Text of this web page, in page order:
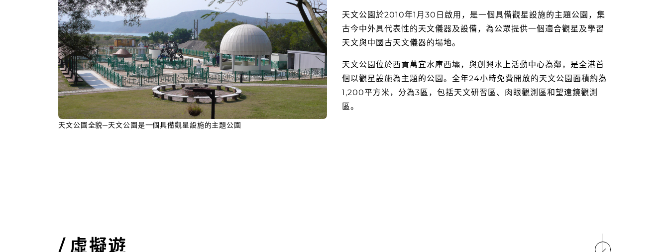
天文公園全貌─天文公園是一個具備觀星設施的主題公園
天文公園於2010年1月30日啟用，是一個具備觀星設施的主題公園，集
古今中外具代表性的天文儀器及設備，為公眾提供一個適合觀星及學習
天文與中國古天文儀器的場地。
天文公園位於西貢萬宜水庫西壩，與創興水上活動中心為鄰，是全港首
個以觀星設施為主題的公園。全年24小時免費開放的天文公園面積約為
1,200平方米，分為3區，包括天文研習區、肉眼觀測區和望遠鏡觀測
區。
虛擬遊